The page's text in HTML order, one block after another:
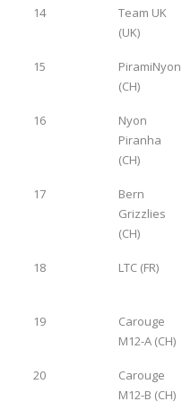
14
Team UK
(UK)
15
PiramiNyon
(CH)
16
Nyon
Piranha
(CH)
17
Bern
Grizzlies
(CH)
18 LTC (FR)
19
Carouge
M12-A (CH)
20
Carouge
M12-B (CH)